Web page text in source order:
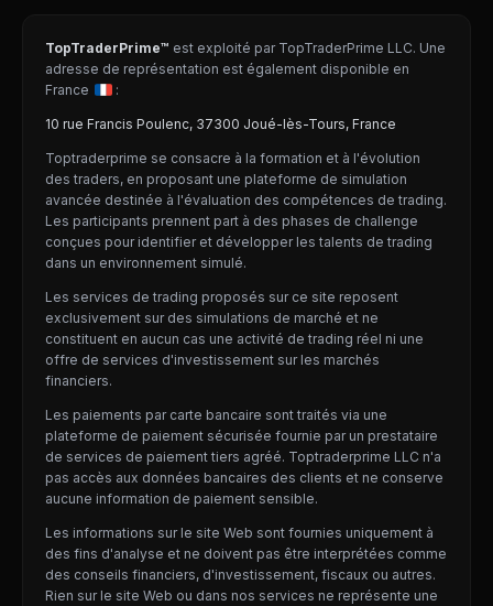
TopTraderPrime™ est exploité par TopTraderPrime LLC. Une
adresse de représentation est également disponible en
France
:
10 rue Francis Poulenc, 37300 Joué-lès-Tours, France
Toptraderprime se consacre à la formation et à l'évolution
des traders, en proposant une plateforme de simulation
avancée destinée à l'évaluation des compétences de trading.
Les participants prennent part à des phases de challenge
conçues pour identifier et développer les talents de trading
dans un environnement simulé.
Les services de trading proposés sur ce site reposent
exclusivement sur des simulations de marché et ne
constituent en aucun cas une activité de trading réel ni une
offre de services d'investissement sur les marchés
financiers.
Les paiements par carte bancaire sont traités via une
plateforme de paiement sécurisée fournie par un prestataire
de services de paiement tiers agréé. Toptraderprime LLC n'a
pas accès aux données bancaires des clients et ne conserve
aucune information de paiement sensible.
Les informations sur le site Web sont fournies uniquement à
des fins d'analyse et ne doivent pas être interprétées comme
des conseils financiers, d'investissement, fiscaux ou autres.
Rien sur le site Web ou dans nos services ne représente une